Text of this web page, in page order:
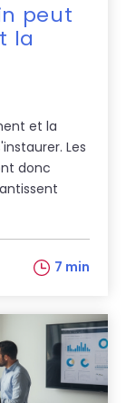
peut
la
et la
Les
donc
7 min